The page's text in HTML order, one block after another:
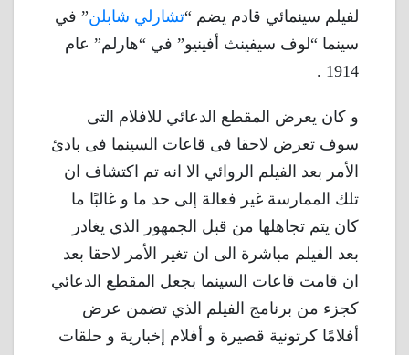
لفيلم سينمائي قادم يضم “تشارلي شابلن” في
سينما “لوف سيفينث أفينيو” في “هارلم” عام
1914 .
و كان يعرض المقطع الدعائي للافلام التى
سوف تعرض لاحقا فى قاعات السينما فى بادئ
الأمر بعد الفيلم الروائي الا انه تم اكتشاف ان
تلك الممارسة غير فعالة إلى حد ما و غالبًا ما
كان يتم تجاهلها من قبل الجمهور الذي يغادر
بعد الفيلم مباشرة الى ان تغير الأمر لاحقا بعد
ان قامت قاعات السينما بجعل المقطع الدعائي
كجزء من برنامج الفيلم الذي تضمن عرض
أفلامًا كرتونية قصيرة و أفلام إخبارية و حلقات